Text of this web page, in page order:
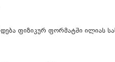
ფიზიკურ ფორმატში ილიას